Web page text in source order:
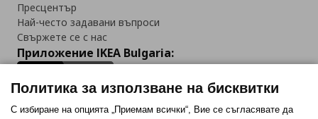
Пресцентър
Най-често задавани въпроси
Свържете се с нас
Приложение IKEA Bulgaria:
Политика за използване на бисквитки
С избиране на опцията „Приемам всички“, Вие се съгласявате да